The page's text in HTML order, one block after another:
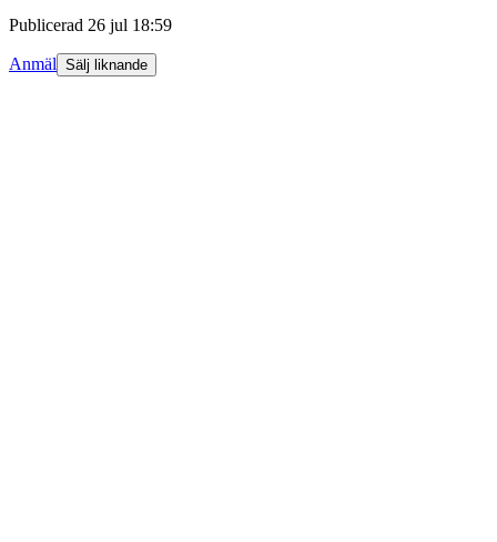
Publicerad 26 jul 18:59
Anmäl Sälj liknande